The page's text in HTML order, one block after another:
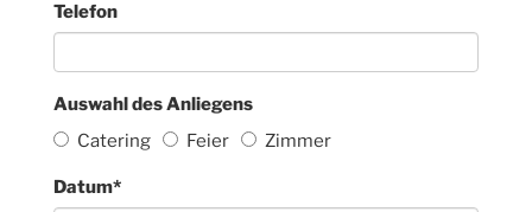
Telefon
Auswahl des Anliegens
Catering
Feier Zimmer
Datum*